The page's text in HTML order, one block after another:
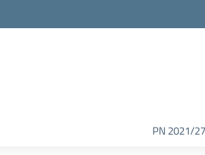
PN 2021/27